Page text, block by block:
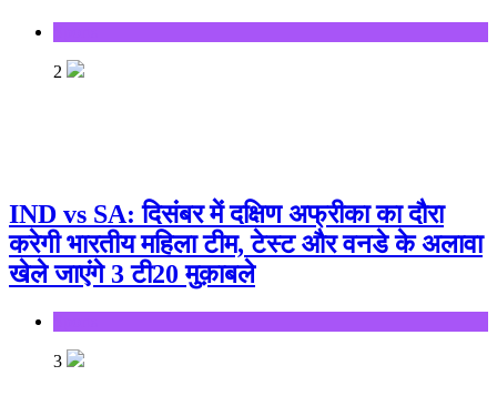
2
IND vs SA: दिसंबर में दक्षिण अफ्रीका का दौरा
करेगी भारतीय महिला टीम, टेस्ट और वनडे के अलावा
खेले जाएंगे 3 टी20 मुक़ाबले
3